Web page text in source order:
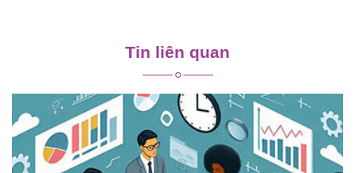
viết
Tin liên quan